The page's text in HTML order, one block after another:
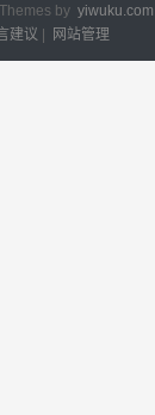
Themes by yiwuku.com
建议 网站管理